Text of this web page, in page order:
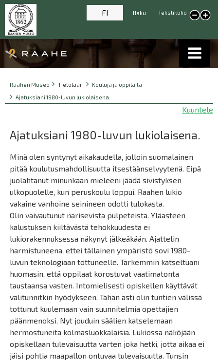
Tekstikoko
Pienennä tekstikokoa
Haku
FI
Breadcrumbs
You
are
here:
Raahen Museo Tietolaari
Kouluja ja oppilaita
Ajatuksiani 1980-luvun lukiolaisena.
Kuuntele
Ajatuksiani 1980-luvun lukiolaisena.
Minä olen syntynyt aikakaudella, jolloin suomalainen
pitää koulutusmahdollisuutta itsestäänselvyytenä. Eipä
juolahtanut minunkaan mieleeni jäädä sivistyksen
ulkopuolelle, kun peruskoulu loppui. Raahen lukio
vakaine vanhoine seinineen odotti tulokasta.
Olin vaivautunut narisevista pulpeteista. Yläasteen
kalustuksen kiiltävästä tehokkuudesta ei
lukiorakennuksessa näkynyt jälkeäkään. Ajattelin
harmistuneena, ettei tällainen ympäristö sovi 1980-
luvun teknologiaan tottuneelle. Tarkemmin katseltuani
huomasin, että oppilaat korostuvat vaatimatonta
taustaansa vasten. Intomielisesti opiskellen käyttävät
välitunnitkin hyödykseen. Tähän asti olin tuntien välissä
tottunut kuulemaan vain suunnitelmia opettajien
päänmenoksi. Nyt jouduin säälien katselemaan
hermostuneita kolmasluokkalaisia. Lukiossa näköjään
opiskellaan tulevaisuutta varten joka hetki, jotta aikaa ei
jäisi pohtia maapallon ontuvaa tulevaisuutta. Tunsin